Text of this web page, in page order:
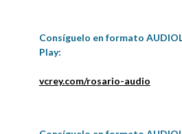
Consíguelo en formato
Play:
vcrey.com/rosario-audio